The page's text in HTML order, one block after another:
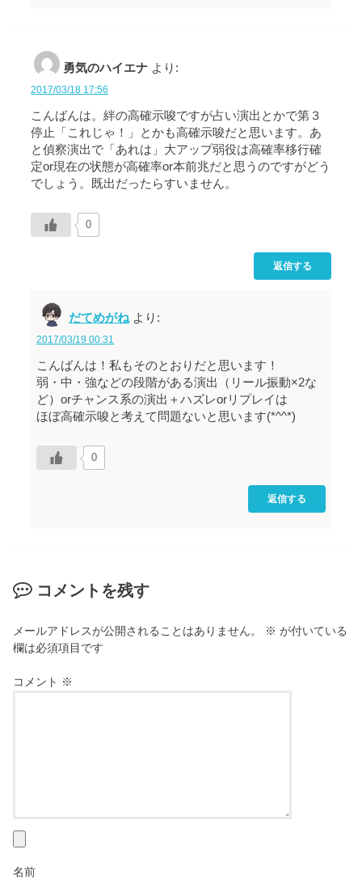
勇気のハイエナ より:
2017/03/18 17:56
こんばんは。絆の高確示唆ですが占い演出とかで第３
停止「これじゃ！」とかも高確示唆だと思います。あ
と偵察演出で「あれは」大アップ弱役は高確率移行確
定or現在の状態が高確率or本前兆だと思うのですがどう
でしょう。既出だったらすいません。
0
返信する
だてめがね より:
2017/03/19 00:31
こんばんは！私もそのとおりだと思います！
弱・中・強などの段階がある演出（リール振動×2な
ど）orチャンス系の演出＋ハズレorリプレイは
ほぼ高確示唆と考えて問題ないと思います(*^^*)
0
返信する
コメントを残す
メールアドレスが公開されることはありません。 ※ が付いている
欄は必須項目です
コメント ※
名前